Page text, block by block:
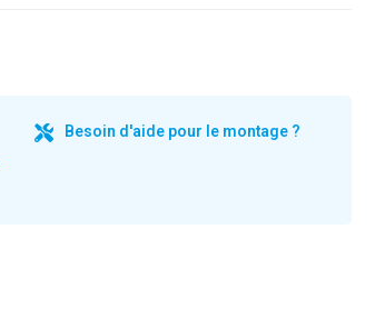
Besoin d'aide pour le montage ?